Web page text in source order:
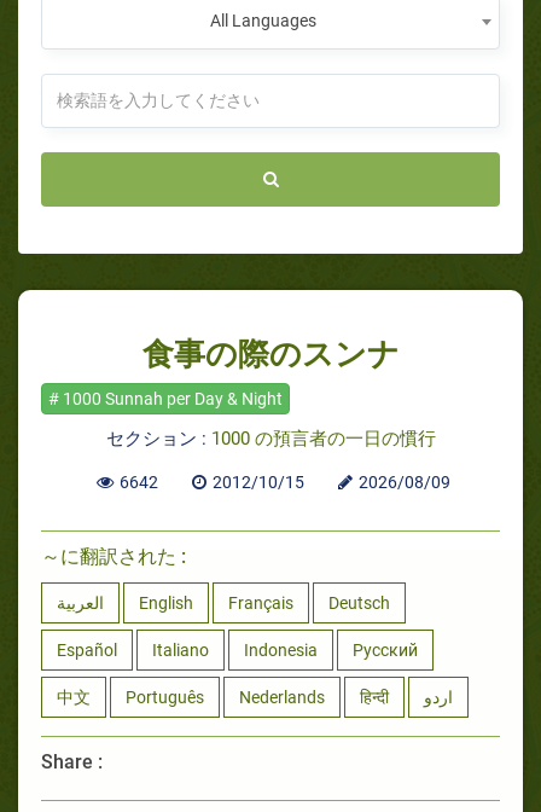
All Languages
食事の際のスンナ
# 1000 Sunnah per Day & Night
セクション : 1000 の預言者の一日の慣行
6642 2012/10/15 2026/08/09
～に翻訳された :
العربية English Français Deutsch
Español Italiano Indonesia Русский
中文 Português Nederlands हिन्दी اردو
Share :